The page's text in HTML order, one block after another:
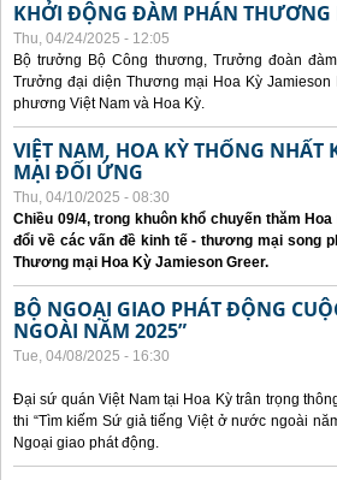
KHỞI ĐỘNG ĐÀM PHÁN THƯƠNG
Thu, 04/24/2025 - 12:05
Bộ trưởng Bộ Công thương, Trưởng đoàn
Trưởng đại diện Thương mại Hoa Kỳ
phương Việt Nam và Hoa Kỳ.
VIỆT NAM, HOA KỲ THỐNG
MẠI ĐỐI ỨNG
Thu, 04/10/2025 - 08:30
Chiều 09/4, trong khuôn khổ chuyến thăm
đổi về các vấn đề kinh tế - thương mại song
Thương mại Hoa Kỳ Jamieson Greer.
BỘ NGOẠI GIAO PHÁT ĐỘNG
NGOÀI NĂM 2025”
Tue, 04/08/2025 - 16:30
Đại sứ quán Việt Nam tại Hoa Kỳ trân trọng
thi “Tìm kiếm Sứ giả tiếng Việt ở nước ngoài
Ngoại giao phát động.